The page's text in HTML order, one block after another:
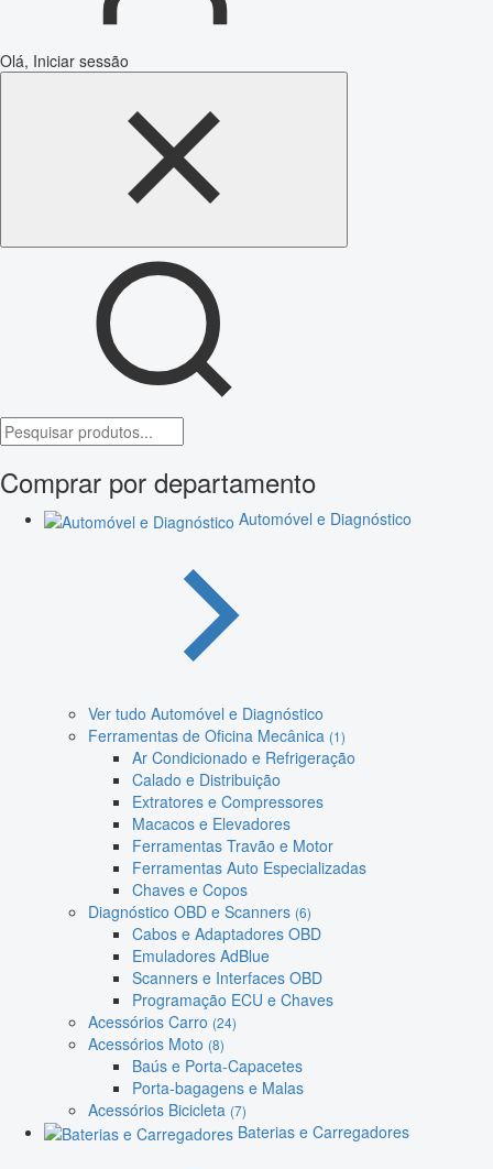
Olá, Iniciar sessão
Comprar por departamento
Automóvel e Diagnóstico
Ver tudo Automóvel e Diagnóstico
Ferramentas de Oficina Mecânica (1)
Ar Condicionado e Refrigeração
Calado e Distribuição
Extratores e Compressores
Macacos e Elevadores
Ferramentas Travão e Motor
Ferramentas Auto Especializadas
Chaves e Copos
Diagnóstico OBD e Scanners (6)
Cabos e Adaptadores OBD
Emuladores AdBlue
Scanners e Interfaces OBD
Programação ECU e Chaves
Acessórios Carro (24)
Acessórios Moto (8)
Baús e Porta-Capacetes
Porta-bagagens e Malas
Acessórios Bicicleta (7)
Baterias e Carregadores